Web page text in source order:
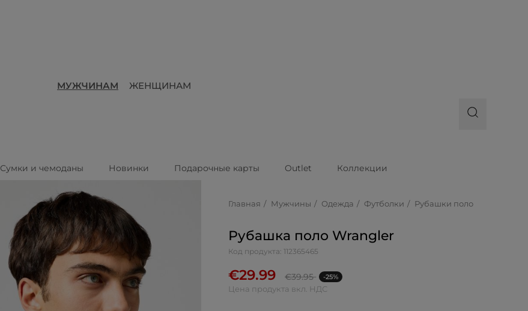
МУЖЧИНАМ ЖЕНЩИНАМ
Сумки и чемоданы Новинки Подарочные карты Outlet Коллекции
Главная Мужчины Одежда Футболки Рубашки поло
Рубашкa поло Wrangler
Код продукта: 112365465
€29.99 €39.95 -25%
Цена продукта вкл. НДС